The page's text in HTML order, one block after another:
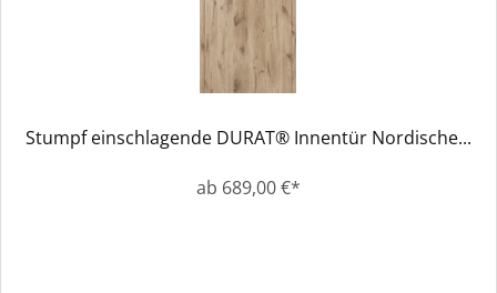
Stumpf einschlagende DURAT® Innentür Nordische...
ab 689,00 €*